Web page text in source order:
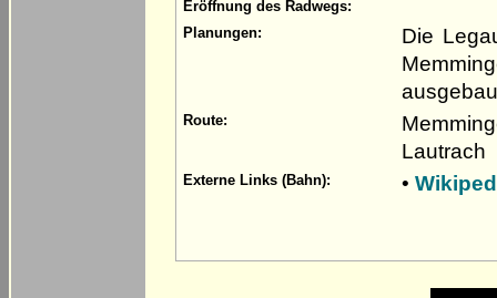
Eröffnung des Radwegs:
Planungen:
Die
Route:
Lautrach
Externe Links (Bahn): •